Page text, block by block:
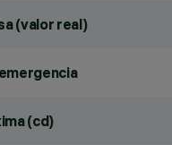
(valor real)
(cd)